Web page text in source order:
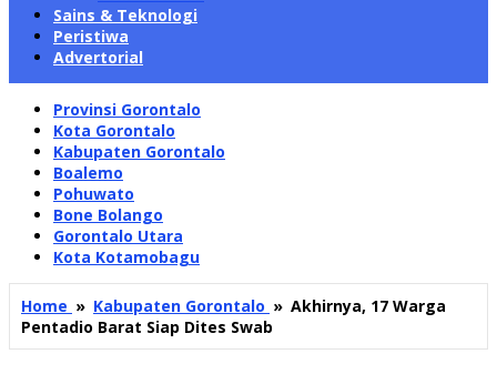
Sains & Teknologi
Peristiwa
Advertorial
Provinsi Gorontalo
Kota Gorontalo
Kabupaten Gorontalo
Boalemo
Pohuwato
Bone Bolango
Gorontalo Utara
Kota Kotamobagu
Home » Kabupaten Gorontalo » Akhirnya, 17 Warga
Pentadio Barat Siap Dites Swab